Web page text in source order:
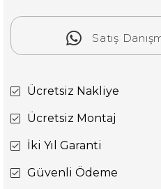
Satış
Ücretsiz Nakliye
Ücretsiz Montaj
İki Yıl Garanti
Güvenli Ödeme